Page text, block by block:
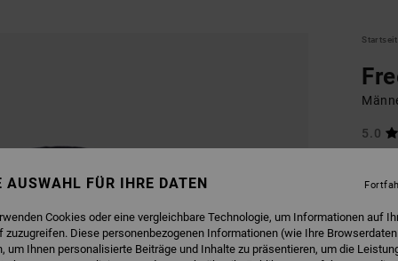
5.0
AUSWAHL FÜR IHRE DATEN
Cookies oder eine vergleichbare Technologie, um Informationen auf
Diese personenbezogenen Informationen (wie Ihre
um Ihnen personalisierte Beiträge und Inhalte zu präsentieren, um die